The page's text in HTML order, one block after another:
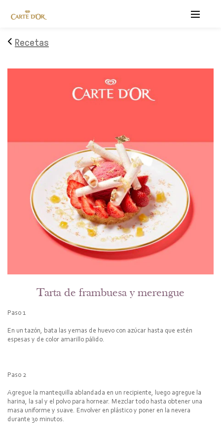
Menu
Recetas
Tarta de frambuesa y merengue
Paso 1
En un tazón, bata las yemas de huevo con azúcar hasta que estén
espesas y de color amarillo pálido.
Paso 2
Agregue la mantequilla ablandada en un recipiente, luego agregue la
harina, la sal y el polvo para hornear. Mezclar todo hasta obtener una
masa uniforme y suave. Envolver en plástico y poner en la nevera
durante 30 minutos.